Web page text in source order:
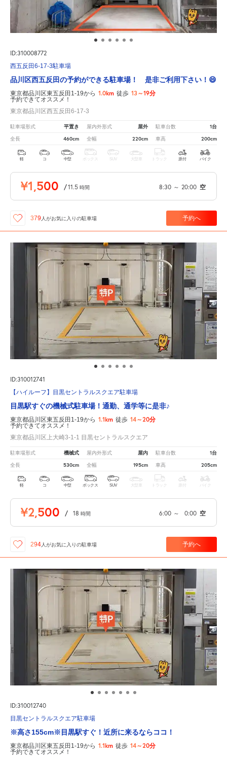
ID:310008772
西五反田6-17-3駐車場
品川区西五反田の予約ができる駐車場！ 是非ご利用下さい！😄
東京都品川区東五反田1-19から 1.0km 徒歩 13～19分
予約できてオススメ！
東京都品川区西五反田6-17-3
駐車場形式 平置き 屋内外形式 屋外 駐車台数 1台
全長 460cm 全幅 220cm 車高 200cm
軽 コ 中型 ボックス SUV 大型車 トラック 原付 バイク
¥1,500 /11.5 時間 8:30 ～ 20:00 空
379人がお気に入りの駐車場 予約へ
ID:310012741
【ハイルーフ】目黒セントラルスクエア駐車場
目黒駅すぐの機械式駐車場！通勤、通学等に是非♪
東京都品川区東五反田1-19から 1.1km 徒歩 14～20分
予約できてオススメ！
東京都品川区上大崎3-1-1 目黒セントラルスクエア
駐車場形式 機械式 屋内外形式 屋内 駐車台数 1台
全長 530cm 全幅 195cm 車高 205cm
軽 コ 中型 ボックス SUV 大型車 トラック 原付 バイク
¥2,500 / 18 時間 6:00 ～ 0:00 空
294人がお気に入りの駐車場 予約へ
ID:310012740
目黒セントラルスクエア駐車場
※高さ155cm※目黒駅すぐ！近所に来るならココ！
東京都品川区東五反田1-19から 1.1km 徒歩 14～20分
予約できてオススメ！